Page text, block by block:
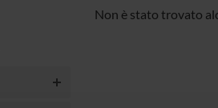
Non è stato trovato